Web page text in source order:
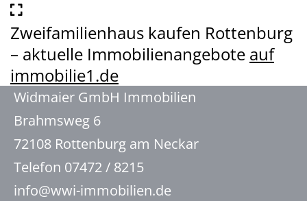
Zweifamilienhaus kaufen Rottenburg
– aktuelle Immobilienangebote auf
immobilie1.de
Widmaier GmbH Immobilien
Brahmsweg 6
72108 Rottenburg am Neckar
Telefon 07472 / 8215
info@wwi-immobilien.de